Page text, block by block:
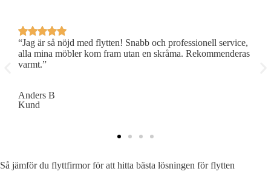
“Jag är så nöjd med flytten! Snabb och professionell service,
alla mina möbler kom fram utan en skråma. Rekommenderas
varmt.”
Anders B
Kund
Så jämför du flyttfirmor för att hitta bästa lösningen för flytten